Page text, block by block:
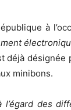
à
désignée
minibons.
des